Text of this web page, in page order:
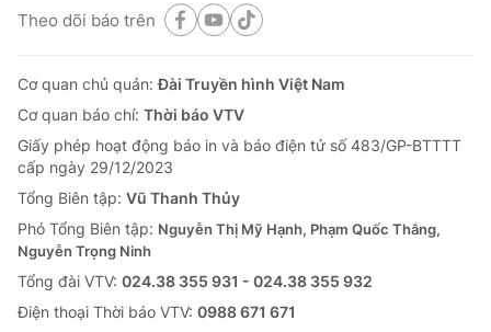
Giải sao mai
Âm nhạc
Du lịch
Làm đẹp
Chất lượng cuộc sống
Tuyển sinh
Học trực tuyến
Công nghệ
Hitech Công nghệ tương lai
Sản phẩm
Thị trường
Tư vấn
Giao lưu trực tuyến
Lịch phát sóng
Chuyên mục khác
Theo dõi báo trên
Cơ quan chủ quản:Đài Truyền hình Việt Nam
Cơ quan báo chí: Thời báo VTV
Giấy phép hoạt động báo in và báo điện tử số 483/GP-BTTTT
cấp ngày 29/12/2023
Tổng Biên tập: Vũ Thanh Thủy
Phó Tổng Biên tập: Nguyễn Thị Mỹ Hạnh, Phạm Quốc Thắng,
Nguyễn Trọng Ninh
Tổng đài VTV: 024.38 355 931 - 024.38 355 932
Ðiện thoại Thời báo VTV: 0988 671 671